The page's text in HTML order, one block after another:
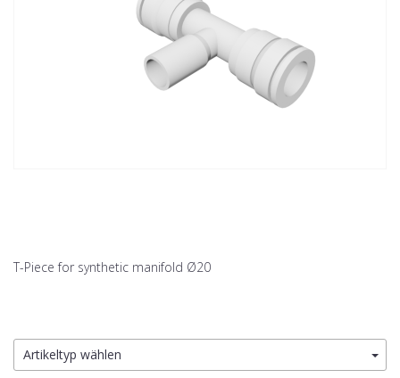
T-Piece for synthetic manifold Ø20
Artikeltyp wählen